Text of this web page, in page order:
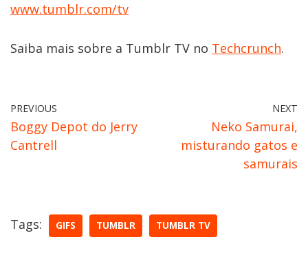
www.tumblr.com/tv
Saiba mais sobre a Tumblr TV no Techcrunch.
PREVIOUS
Boggy Depot do Jerry
Cantrell
NEXT
Neko Samurai,
misturando gatos e
samurais
Tags: GIFS TUMBLR TUMBLR TV